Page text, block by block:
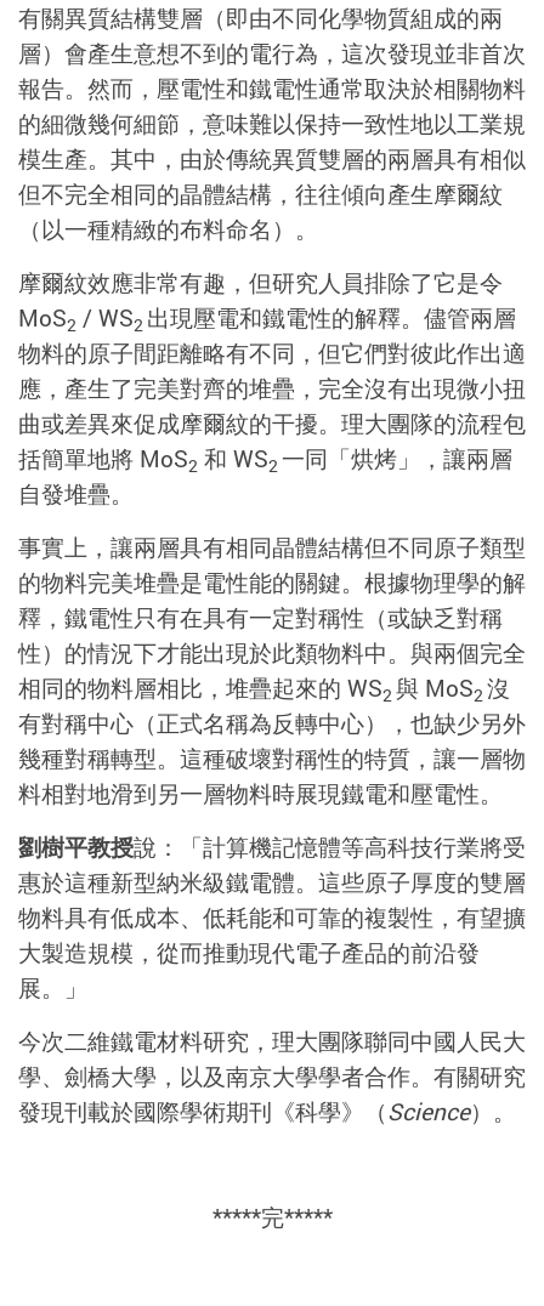
有關異質結構雙層（即由不同化學物質組成的兩
層）會產生意想不到的電行為，這次發現並非首次
報告。然而，壓電性和鐵電性通常取決於相關物料
的細微幾何細節，意味難以保持一致性地以工業規
模生產。其中，由於傳統異質雙層的兩層具有相似
但不完全相同的晶體結構，往往傾向產生摩爾紋
（以一種精緻的布料命名）。
摩爾紋效應非常有趣，但研究人員排除了它是令
MoS2 / WS2 出現壓電和鐵電性的解釋。儘管兩層
物料的原子間距離略有不同，但它們對彼此作出適
應，產生了完美對齊的堆疊，完全沒有出現微小扭
曲或差異來促成摩爾紋的干擾。理大團隊的流程包
括簡單地將 MoS2 和 WS2 一同「烘烤」，讓兩層
自發堆疊。
事實上，讓兩層具有相同晶體結構但不同原子類型
的物料完美堆疊是電性能的關鍵。根據物理學的解
釋，鐵電性只有在具有一定對稱性（或缺乏對稱
性）的情況下才能出現於此類物料中。與兩個完全
相同的物料層相比，堆疊起來的 WS2 與 MoS2 沒
有對稱中心（正式名稱為反轉中心），也缺少另外
幾種對稱轉型。這種破壞對稱性的特質，讓一層物
料相對地滑到另一層物料時展現鐵電和壓電性。
劉樹平教授說：「計算機記憶體等高科技行業將受
惠於這種新型納米級鐵電體。這些原子厚度的雙層
物料具有低成本、低耗能和可靠的複製性，有望擴
大製造規模，從而推動現代電子產品的前沿發
展。」
今次二維鐵電材料研究，理大團隊聯同中國人民大
學、劍橋大學，以及南京大學學者合作。有關研究
發現刊載於國際學術期刊《科學》（Science）。
*****完*****